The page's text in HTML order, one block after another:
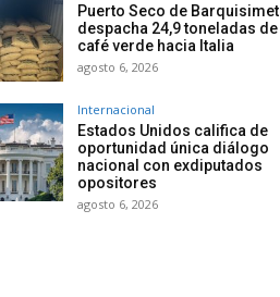
Puerto Seco de
despacha 24,9 toneladas de
café verde hacia Italia
agosto 6, 2026
Internacional
Estados Unidos califica de
oportunidad única diálogo
nacional con exdiputados
opositores
agosto 6, 2026